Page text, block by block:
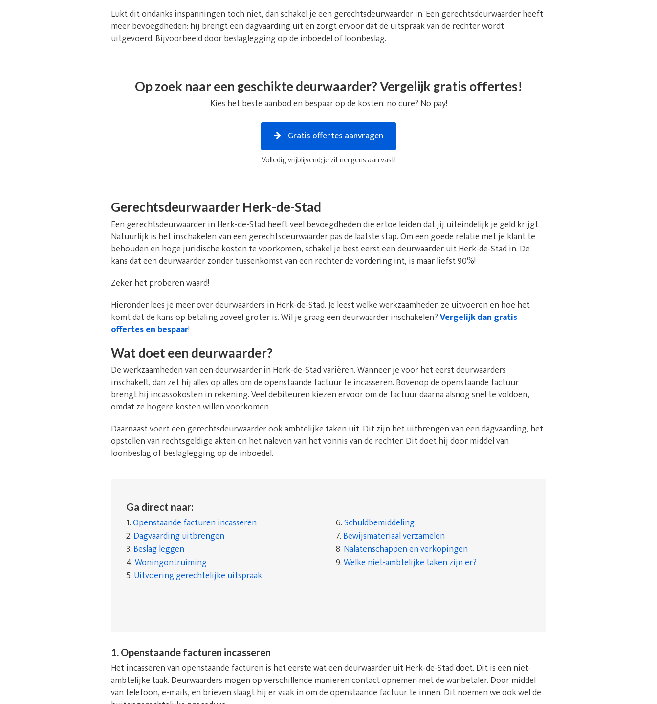
Lukt dit ondanks inspanningen toch niet, dan schakel je een gerechtsdeurwaarder in. Een gerechtsdeurwaarder heeft
meer bevoegdheden: hij brengt een dagvaarding uit en zorgt ervoor dat de uitspraak van de rechter wordt
uitgevoerd. Bijvoorbeeld door beslaglegging op de inboedel of loonbeslag.
Op zoek naar een geschikte deurwaarder? Vergelijk gratis offertes!
Kies het beste aanbod en bespaar op de kosten: no cure? No pay!
Gratis offertes aanvragen
Volledig vrijblijvend; je zit nergens aan vast!
Gerechtsdeurwaarder Herk-de-Stad
Een gerechtsdeurwaarder in Herk-de-Stad heeft veel bevoegdheden die ertoe leiden dat jij uiteindelijk je geld krijgt.
Natuurlijk is het inschakelen van een gerechtsdeurwaarder pas de laatste stap. Om een goede relatie met je klant te
behouden en hoge juridische kosten te voorkomen, schakel je best eerst een deurwaarder uit Herk-de-Stad in. De
kans dat een deurwaarder zonder tussenkomst van een rechter de vordering int, is maar liefst 90%!
Zeker het proberen waard!
Hieronder lees je meer over deurwaarders in Herk-de-Stad. Je leest welke werkzaamheden ze uitvoeren en hoe het
komt dat de kans op betaling zoveel groter is. Wil je graag een deurwaarder inschakelen?Vergelijk dan gratis
offertes en bespaar!
Wat doet een deurwaarder?
De werkzaamheden van een deurwaarder in Herk-de-Stad variëren. Wanneer je voor het eerst deurwaarders
inschakelt, dan zet hij alles op alles om de openstaande factuur te incasseren. Bovenop de openstaande factuur
brengt hij incassokosten in rekening. Veel debiteuren kiezen ervoor om de factuur daarna alsnog snel te voldoen,
omdat ze hogere kosten willen voorkomen.
Daarnaast voert een gerechtsdeurwaarder ook ambtelijke taken uit. Dit zijn het uitbrengen van een dagvaarding, het
opstellen van rechtsgeldige akten en het naleven van het vonnis van de rechter. Dit doet hij door middel van
loonbeslag of beslaglegging op de inboedel.
Ga direct naar:
1.Openstaande facturen incasseren
2. Dagvaarding uitbrengen
3. Beslag leggen
4.Woningontruiming
5. Uitvoering gerechtelijke uitspraak
6.Schuldbemiddeling
7. Bewijsmateriaal verzamelen
8. Nalatenschappen en verkopingen
9.Welke niet-ambtelijke taken zijn er?
1. Openstaande facturen incasseren
Het incasseren van openstaande facturen is het eerste wat een deurwaarder uit Herk-de-Stad doet. Dit is een niet-
ambtelijke taak. Deurwaarders mogen op verschillende manieren contact opnemen met de wanbetaler. Door middel
van telefoon, e-mails, en brieven slaagt hij er vaak in om de openstaande factuur te innen. Dit noemen we ook wel de